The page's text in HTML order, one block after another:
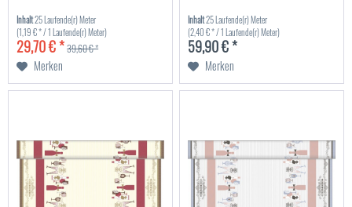
Inhalt25 Laufende(r) Meter
(1,19 € * / 1 Laufende(r) Meter)
29,70 € *39,60 € *
Merken
Inhalt25 Laufende(r) Meter
(2,40 € * / 1 Laufende(r) Meter)
59,90 € *
Merken